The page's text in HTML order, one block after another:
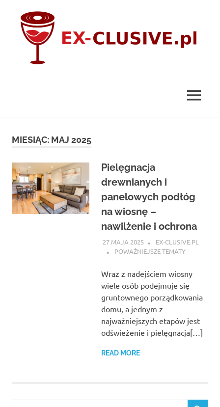
content
MENU
MIESIĄC: MAJ 2025
Pielęgnacja
drewnianych i
panelowych podłóg
na wiosnę –
nawilżenie i ochrona
27 MAJA 2025
EX-CLUSIVE.PL
POWAŻNIEJSZE TEMATY
Wraz z nadejściem wiosny
wiele osób podejmuje się
gruntownego porządkowania
domu, a jednym z
najważniejszych etapów jest
odświeżenie i pielęgnacja[…]
READ MORE